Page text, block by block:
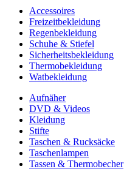
Accessoires
Freizeitbekleidung
Regenbekleidung
Schuhe & Stiefel
Sicherheitsbekleidung
Thermobekleidung
Watbekleidung
Aufnäher
DVD & Videos
Kleidung
Stifte
Taschen & Rucksäcke
Taschenlampen
Tassen & Thermobecher